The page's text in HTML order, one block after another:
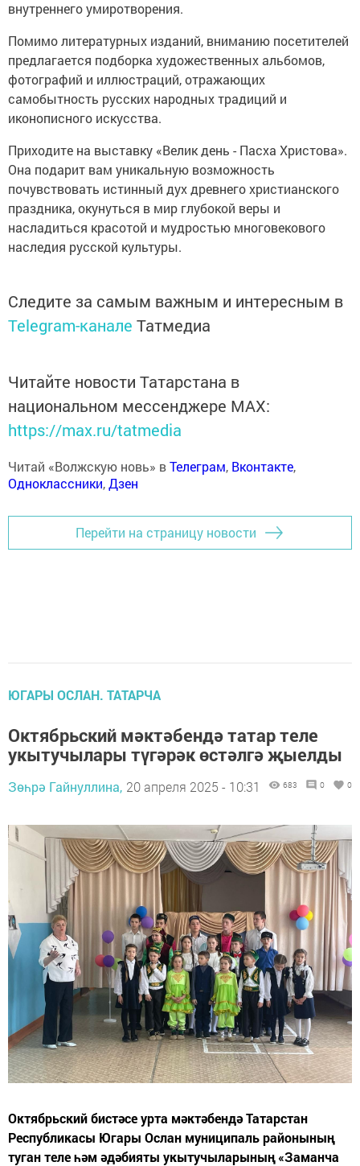
внутреннего умиротворения.
Помимо литературных изданий, вниманию посетителей
предлагается подборка художественных альбомов,
фотографий и иллюстраций, отражающих
самобытность русских народных традиций и
иконописного искусства.
Приходите на выставку «Велик день - Пасха Христова».
Она подарит вам уникальную возможность
почувствовать истинный дух древнего христианского
праздника, окунуться в мир глубокой веры и
насладиться красотой и мудростью многовекового
наследия русской культуры.
Следите за самым важным и интересным в
Telegram-канале Татмедиа
Читайте новости Татарстана в
национальном мессенджере MАХ:
https://max.ru/tatmedia
Читай «Волжскую новь» вТелеграм, Вконтакте,
Одноклассники,Дзен
Перейти на страницу новости
ЮГАРЫ ОСЛАН. ТАТАРЧА
Октябрьский мәктәбендә татар теле
укытучылары түгәрәк өстәлгә җыелды
Зөһрә Гайнуллина, 20 апреля 2025 - 10:31 683 0 0
Октябрьский бистәсе урта мәктәбендә Татарстан
Республикасы Югары Ослан муниципаль районының
туган теле һәм әдәбияты укытучыларының «Заманча